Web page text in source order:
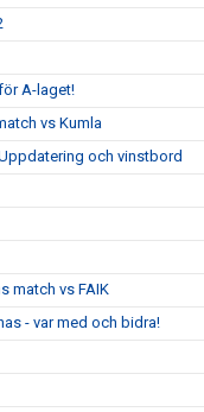
A-laget!
vs Kumla
och vinstbord
match vs FAIK
- var med och bidra!